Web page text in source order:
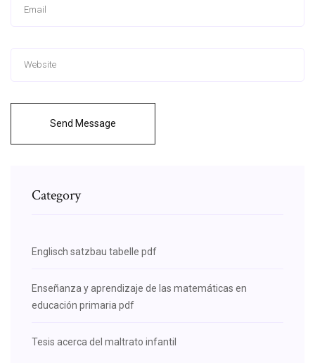
Send Message
Category
Englisch satzbau tabelle pdf
Enseñanza y aprendizaje de las matemáticas en
educación primaria pdf
Tesis acerca del maltrato infantil